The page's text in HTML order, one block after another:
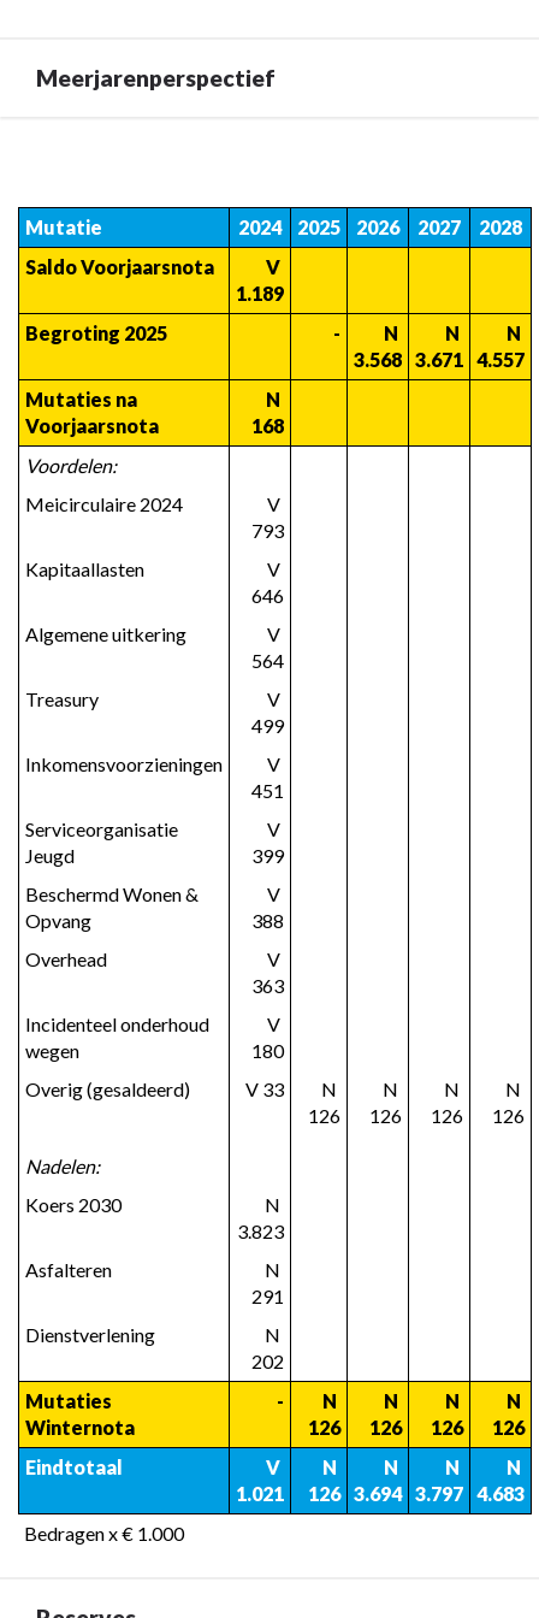
Meerjarenperspectief
navigatie
Financieel
Meerjarenperspectief
Mutatie 2024 2025 2026 2027
2028
Saldo Voorjaarsnota
1.189
Begroting 2025
  -
3.568 3.671 4.557
Mutaties na
Voorjaarsnota
168
Voordelen:
Meicirculaire 2024
793
Kapitaallasten
646
Algemene uitkering
564
Treasury
499
Inkomensvoorzieningen
451
Serviceorganisatie
Jeugd
399
Beschermd Wonen &
Opvang
388
Overhead
363
Incidenteel onderhoud
wegen
180
Overig (gesaldeerd)
V 33
126
126
126
126
Nadelen:
Koers 2030
3.823
Asfalteren
291
Dienstverlening
202
Mutaties
Winternota
  -
126
126
126
126
Eindtotaal
1.021
126 3.694 3.797 4.683
Bedragen x € 1.000